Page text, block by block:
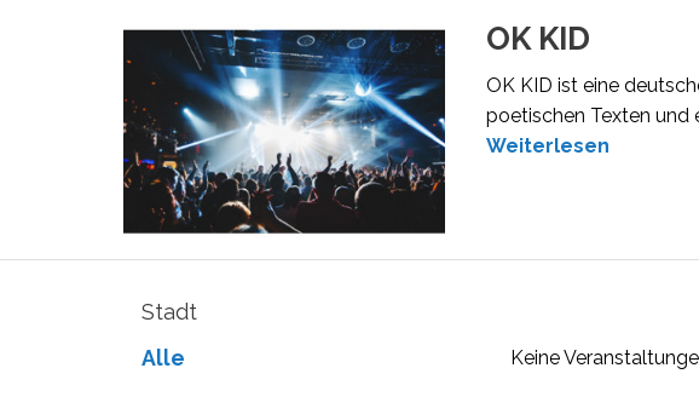
OK KID
OK KID ist eine
poetischen Texten und
Weiterlesen
Stadt
Alle
Keine